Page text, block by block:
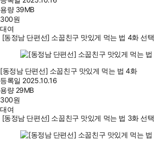
용량 39MB
300원
대여
[동정남 단편선] 소꿉친구 맛있게 먹는 법 4화 선택
[동정남 단편선] 소꿉친구 맛있게 먹는 법 4화
등록일 2025.10.16
용량 29MB
300원
대여
[동정남 단편선] 소꿉친구 맛있게 먹는 법 3화 선택